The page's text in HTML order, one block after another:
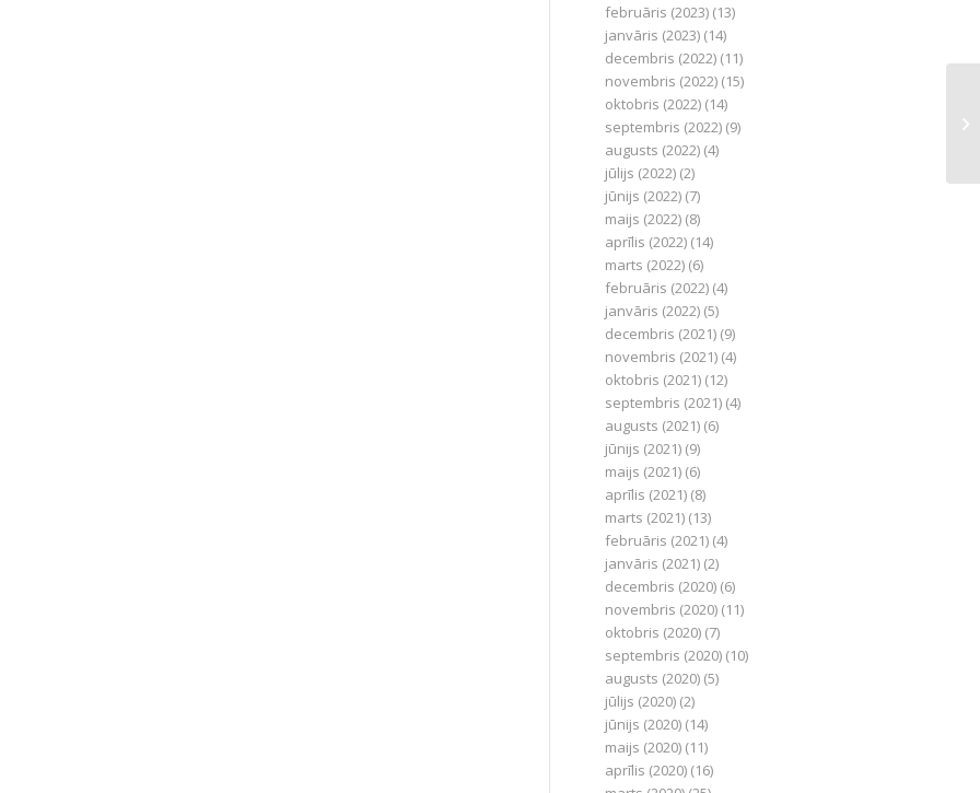
februāris (2023) (13)
janvāris (2023) (14)
decembris (2022) (11)
novembris (2022) (15)
oktobris (2022) (14)
septembris (2022) (9)
augusts (2022) (4)
jūlijs (2022) (2)
jūnijs (2022) (7)
maijs (2022) (8)
aprīlis (2022) (14)
marts (2022) (6)
februāris (2022) (4)
janvāris (2022) (5)
decembris (2021) (9)
novembris (2021) (4)
oktobris (2021) (12)
septembris (2021) (4)
augusts (2021) (6)
jūnijs (2021) (9)
maijs (2021) (6)
aprīlis (2021) (8)
marts (2021) (13)
februāris (2021) (4)
janvāris (2021) (2)
decembris (2020) (6)
novembris (2020) (11)
oktobris (2020) (7)
septembris (2020) (10)
augusts (2020) (5)
jūlijs (2020) (2)
jūnijs (2020) (14)
maijs (2020) (11)
aprīlis (2020) (16)